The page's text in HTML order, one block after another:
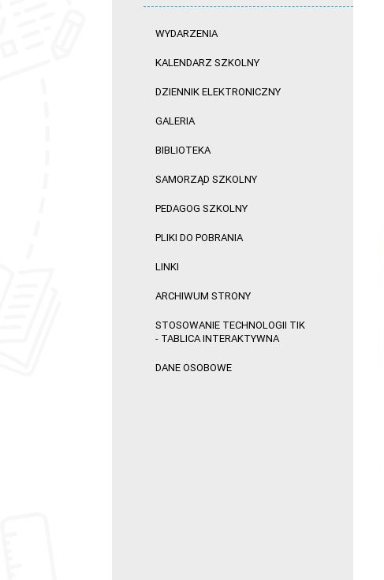
WYDARZENIA
KALENDARZ SZKOLNY
DZIENNIK ELEKTRONICZNY
GALERIA
BIBLIOTEKA
SAMORZĄD SZKOLNY
PEDAGOG SZKOLNY
PLIKI DO POBRANIA
LINKI
ARCHIWUM STRONY
STOSOWANIE TECHNOLOGII TIK
- TABLICA INTERAKTYWNA
DANE OSOBOWE